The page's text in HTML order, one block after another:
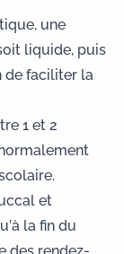
une
liquide, puis
de faciliter la
1 et 2
et
la fin du
des rendez-